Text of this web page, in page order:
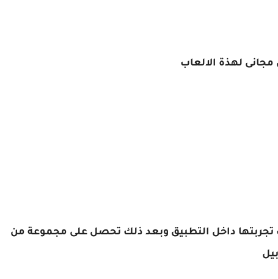
لهذة الالعاب
داخل التطبيق وبعد ذلك تحصل على مجموعة من